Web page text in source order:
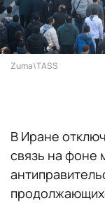
Zuma\TASS
В Иране
связь на фоне